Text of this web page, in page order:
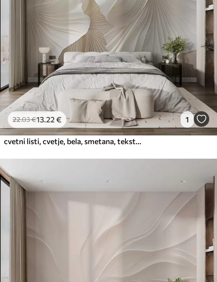
Premium vinil
39 €/m²
Peel and Stick
.6749.00€/m²
22.03€13.22 € 1
cvetni listi, cvetje, bela, smetana, tekstura, nežnost, dekorativno